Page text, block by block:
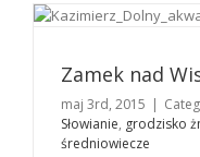
Zamek nad
maj 3rd, 2015 |
Słowianie, grodzisko
średniowiecze